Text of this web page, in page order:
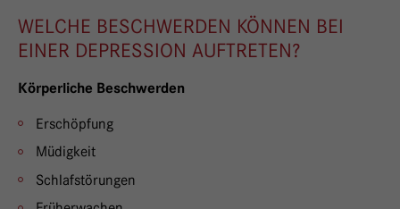
WELCHE BESCHWERDEN KÖNNEN BEI
EINER DEPRESSION AUFTRETEN?
Körperliche Beschwerden
Erschöpfung
Müdigkeit
Schlafstörungen